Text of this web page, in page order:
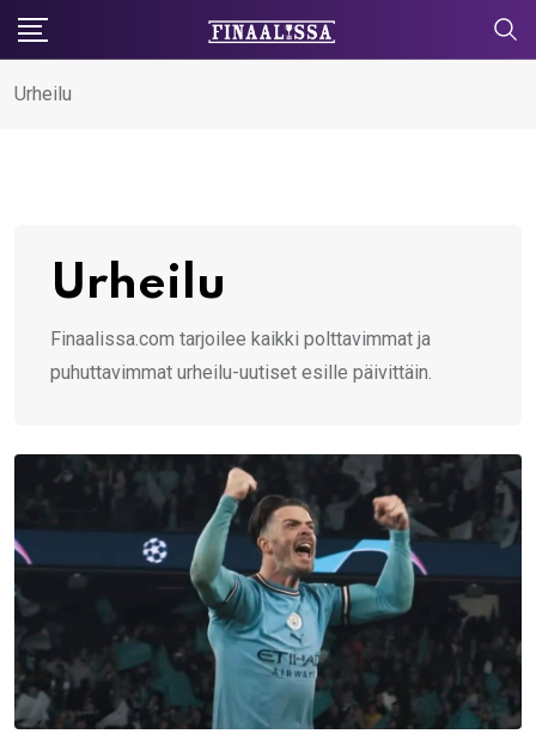
Skip
content
Urheilu
Urheilu
Finaalissa.com tarjoilee kaikki polttavimmat ja
puhuttavimmat urheilu-uutiset esille päivittäin.